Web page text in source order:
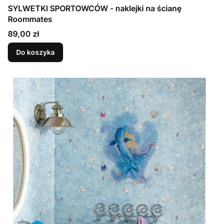
SYLWETKI SPORTOWCÓW - naklejki na ścianę
Roommates
Cena
89,00 zł
Do koszyka